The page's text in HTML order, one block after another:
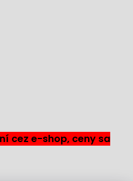
cez e-shop, ceny sa